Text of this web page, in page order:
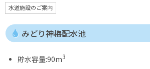
水道施設のご案内
みどり神梅配水池
貯水容量:90m3